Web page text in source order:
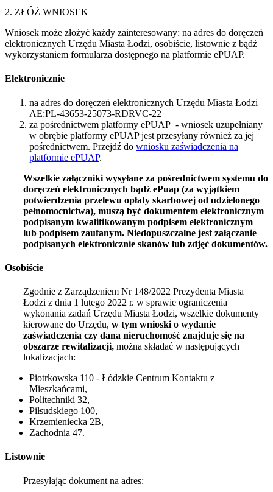
2. ZŁÓŻ WNIOSEK
Wniosek może złożyć każdy zainteresowany: na adres do doręczeń
elektronicznych Urzędu Miasta Łodzi, osobiście, listownie z bądź
wykorzystaniem formularza dostępnego na platformie ePUAP.
Elektronicznie
na adres do doręczeń elektronicznych Urzędu Miasta Łodzi
AE:PL-43653-25073-RDRVC-22
za pośrednictwem platformy ePUAP - wniosek uzupełniany
w obrębie platformy ePUAP jest przesyłany również za jej
pośrednictwem. Przejdź do wniosku zaświadczenia na
platformie ePUAP.
Wszelkie załączniki wysyłane za pośrednictwem systemu do
doręczeń elektronicznych bądź ePuap (za wyjątkiem
potwierdzenia przelewu opłaty skarbowej od udzielonego
pełnomocnictwa), muszą być dokumentem elektronicznym
podpisanym kwalifikowanym podpisem elektronicznym
lub podpisem zaufanym. Niedopuszczalne jest załączanie
podpisanych elektronicznie skanów lub zdjęć dokumentów.
Osobiście
Zgodnie z Zarządzeniem Nr 148/2022 Prezydenta Miasta
Łodzi z dnia 1 lutego 2022 r. w sprawie ograniczenia
wykonania zadań Urzędu Miasta Łodzi, wszelkie dokumenty
kierowane do Urzędu, w tym wnioski o wydanie
zaświadczenia czy dana nieruchomość znajduje się na
obszarze rewitalizacji, można składać w następujących
lokalizacjach:
Piotrkowska 110 - Łódzkie Centrum Kontaktu z
Mieszkańcami,
Politechniki 32,
Piłsudskiego 100,
Krzemieniecka 2B,
Zachodnia 47.
Listownie
Przesyłając dokument na adres: